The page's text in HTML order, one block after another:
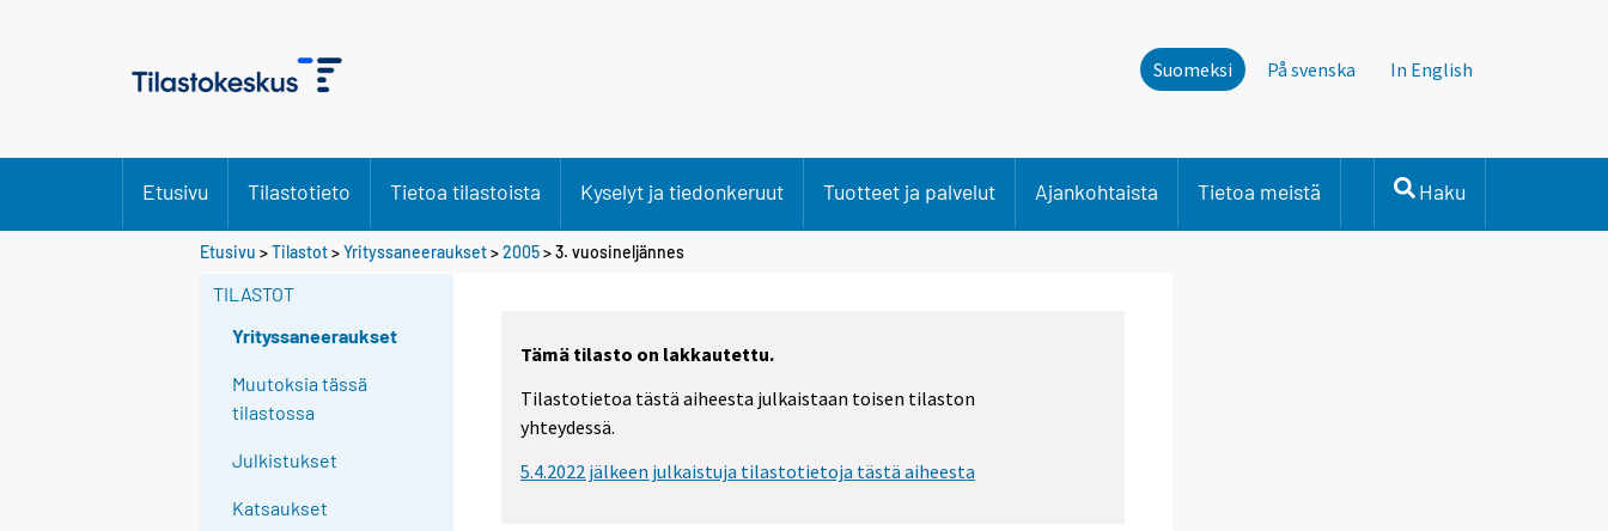
Suomeksi På svenska In English
Etusivu Tilastotieto Tietoa tilastoista Kyselyt ja tiedonkeruut Tuotteet ja palvelut Ajankohtaista Tietoa meistä Haku
Etusivu >Tilastot>Yrityssaneeraukset>2005>3. vuosineljännes
TILASTOT
Yrityssaneeraukset
Muutoksia tässä
tilastossa
Julkistukset
Katsaukset
Tämä tilasto on lakkautettu.
Tilastotietoa tästä aiheesta julkaistaan toisen tilaston
yhteydessä.
5.4.2022 jälkeen julkaistuja tilastotietoja tästä aiheesta